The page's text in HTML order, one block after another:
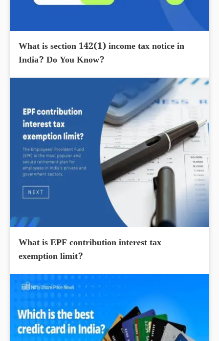
What is section 142(1) income tax notice in
India? Do You Know?
What is EPF contribution interest tax
exemption limit?